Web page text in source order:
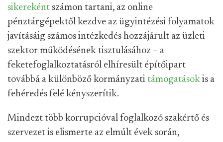
sikereként számon tartani, az online
pénztárgépektől kezdve az ügyintézési folyamatok
javításáig számos intézkedés hozzájárult az üzleti
szektor működésének tisztulásához – a
feketefoglalkoztatásról elhíresült építőipart
továbbá a különböző kormányzati támogatások is a
fehéredés felé kényszerítik.
Mindezt több korrupcióval foglalkozó szakértő és
szervezet is elismerte az elmúlt évek során,